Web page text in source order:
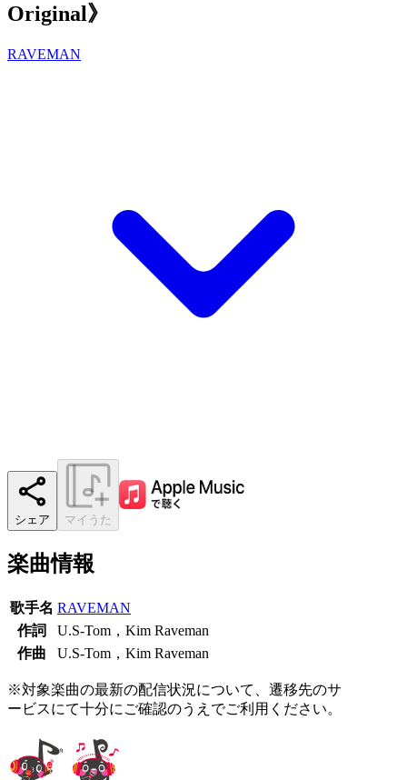
Original》
RAVEMAN
シェア マイうた
楽曲情報
歌手名 RAVEMAN
作詞
U.S-Tom，Kim Raveman
作曲
U.S-Tom，Kim Raveman
※対象楽曲の最新の配信状況について、遷移先のサ
ービスにて十分にご確認のうえでご利用ください。